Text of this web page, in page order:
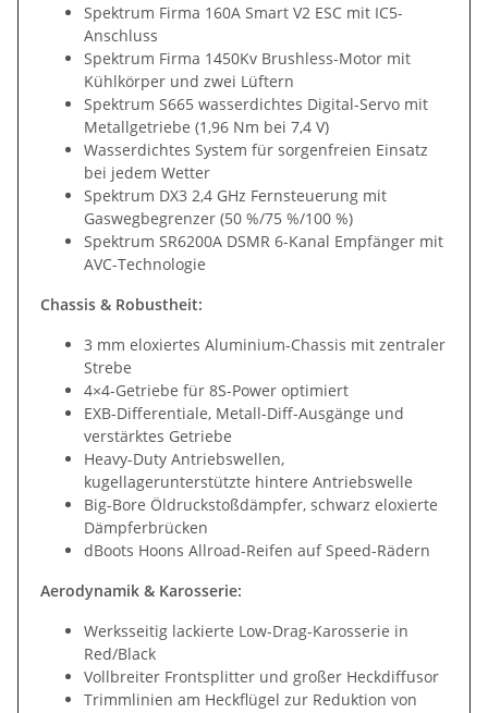
Spektrum Firma 160A Smart V2 ESC mit IC5-
Anschluss
Spektrum Firma 1450Kv Brushless-Motor mit
Kühlkörper und zwei Lüftern
Spektrum S665 wasserdichtes Digital-Servo mit
Metallgetriebe (1,96 Nm bei 7,4 V)
Wasserdichtes System für sorgenfreien Einsatz
bei jedem Wetter
Spektrum DX3 2,4 GHz Fernsteuerung mit
Gaswegbegrenzer (50 %/75 %/100 %)
Spektrum SR6200A DSMR 6-Kanal Empfänger mit
AVC-Technologie
Chassis & Robustheit:
3 mm eloxiertes Aluminium-Chassis mit zentraler
Strebe
4×4-Getriebe für 8S-Power optimiert
EXB-Differentiale, Metall-Diff-Ausgänge und
verstärktes Getriebe
Heavy-Duty Antriebswellen,
kugellagerunterstützte hintere Antriebswelle
Big-Bore Öldruckstoßdämpfer, schwarz eloxierte
Dämpferbrücken
dBoots Hoons Allroad-Reifen auf Speed-Rädern
Aerodynamik & Karosserie:
Werksseitig lackierte Low-Drag-Karosserie in
Red/Black
Vollbreiter Frontsplitter und großer Heckdiffusor
Trimmlinien am Heckflügel zur Reduktion von